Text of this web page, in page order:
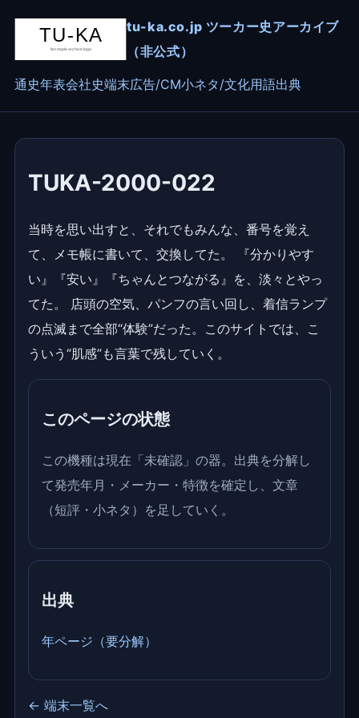
tu-ka.co.jp ツーカー史アーカイブ
（非公式）
通史年表会社史端末広告/CM小ネタ/文化用語出典
TUKA-2000-022
当時を思い出すと、それでもみんな、番号を覚え
て、メモ帳に書いて、交換してた。 『分かりやす
い』『安い』『ちゃんとつながる』を、淡々とやっ
てた。 店頭の空気、パンフの言い回し、着信ランプ
の点滅まで全部“体験”だった。このサイトでは、こ
ういう“肌感”も言葉で残していく。
このページの状態
この機種は現在「未確認」の器。出典を分解し
て発売年月・メーカー・特徴を確定し、文章
（短評・小ネタ）を足していく。
出典
年ページ（要分解）
← 端末一覧へ